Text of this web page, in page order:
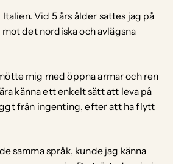
Vid 5 års ålder sattes jag på
det nordiska och avlägsna
mig med öppna armar och ren
känna ett enkelt sätt att leva på
från ingenting, efter att ha flytt
samma språk, kunde jag känna